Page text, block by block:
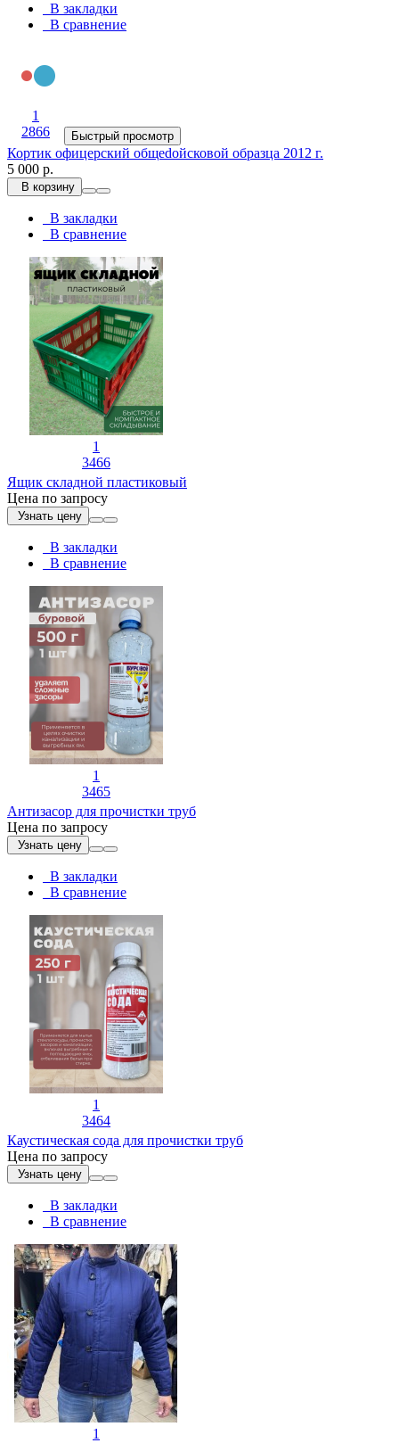
В закладки
В сравнение
1
2866
Быстрый просмотр
Кортик офицерский общеdойсковой образца 2012 г.
5 000 р.
В корзину
В закладки
В сравнение
1
3466
Ящик складной пластиковый
Цена по запросу
Узнать цену
В закладки
В сравнение
1
3465
Антизасор для прочистки труб
Цена по запросу
Узнать цену
В закладки
В сравнение
1
3464
Каустическая сода для прочистки труб
Цена по запросу
Узнать цену
В закладки
В сравнение
1